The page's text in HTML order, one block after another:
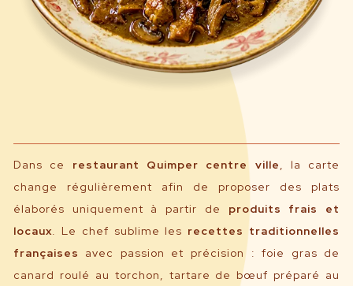
Dans ce restaurant Quimper centre ville, la carte
change régulièrement afin de proposer des plats
élaborés uniquement à partir de produits frais et
locaux. Le chef sublime les recettes traditionnelles
françaises avec passion et précision : foie gras de
canard roulé au torchon, tartare de bœuf préparé au